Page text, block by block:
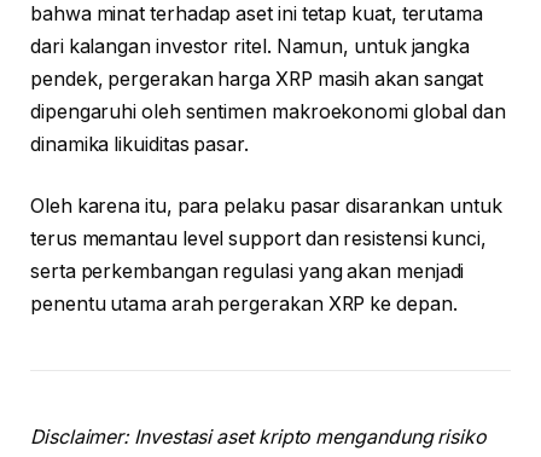
bahwa minat terhadap aset ini tetap kuat, terutama
dari kalangan investor ritel. Namun, untuk jangka
pendek, pergerakan harga XRP masih akan sangat
dipengaruhi oleh sentimen makroekonomi global dan
dinamika likuiditas pasar.
Oleh karena itu, para pelaku pasar disarankan untuk
terus memantau level support dan resistensi kunci,
serta perkembangan regulasi yang akan menjadi
penentu utama arah pergerakan XRP ke depan.
Disclaimer: Investasi aset kripto mengandung risiko